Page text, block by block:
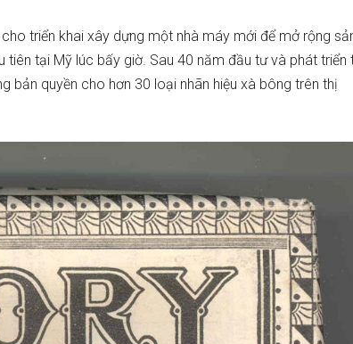
triển khai xây dựng một nhà máy mới để mở rộng
tại Mỹ lúc bấy giờ. Sau 40 năm đầu tư và phát triển
bản quyền cho hơn 30 loại nhãn hiệu xà bông trên thị